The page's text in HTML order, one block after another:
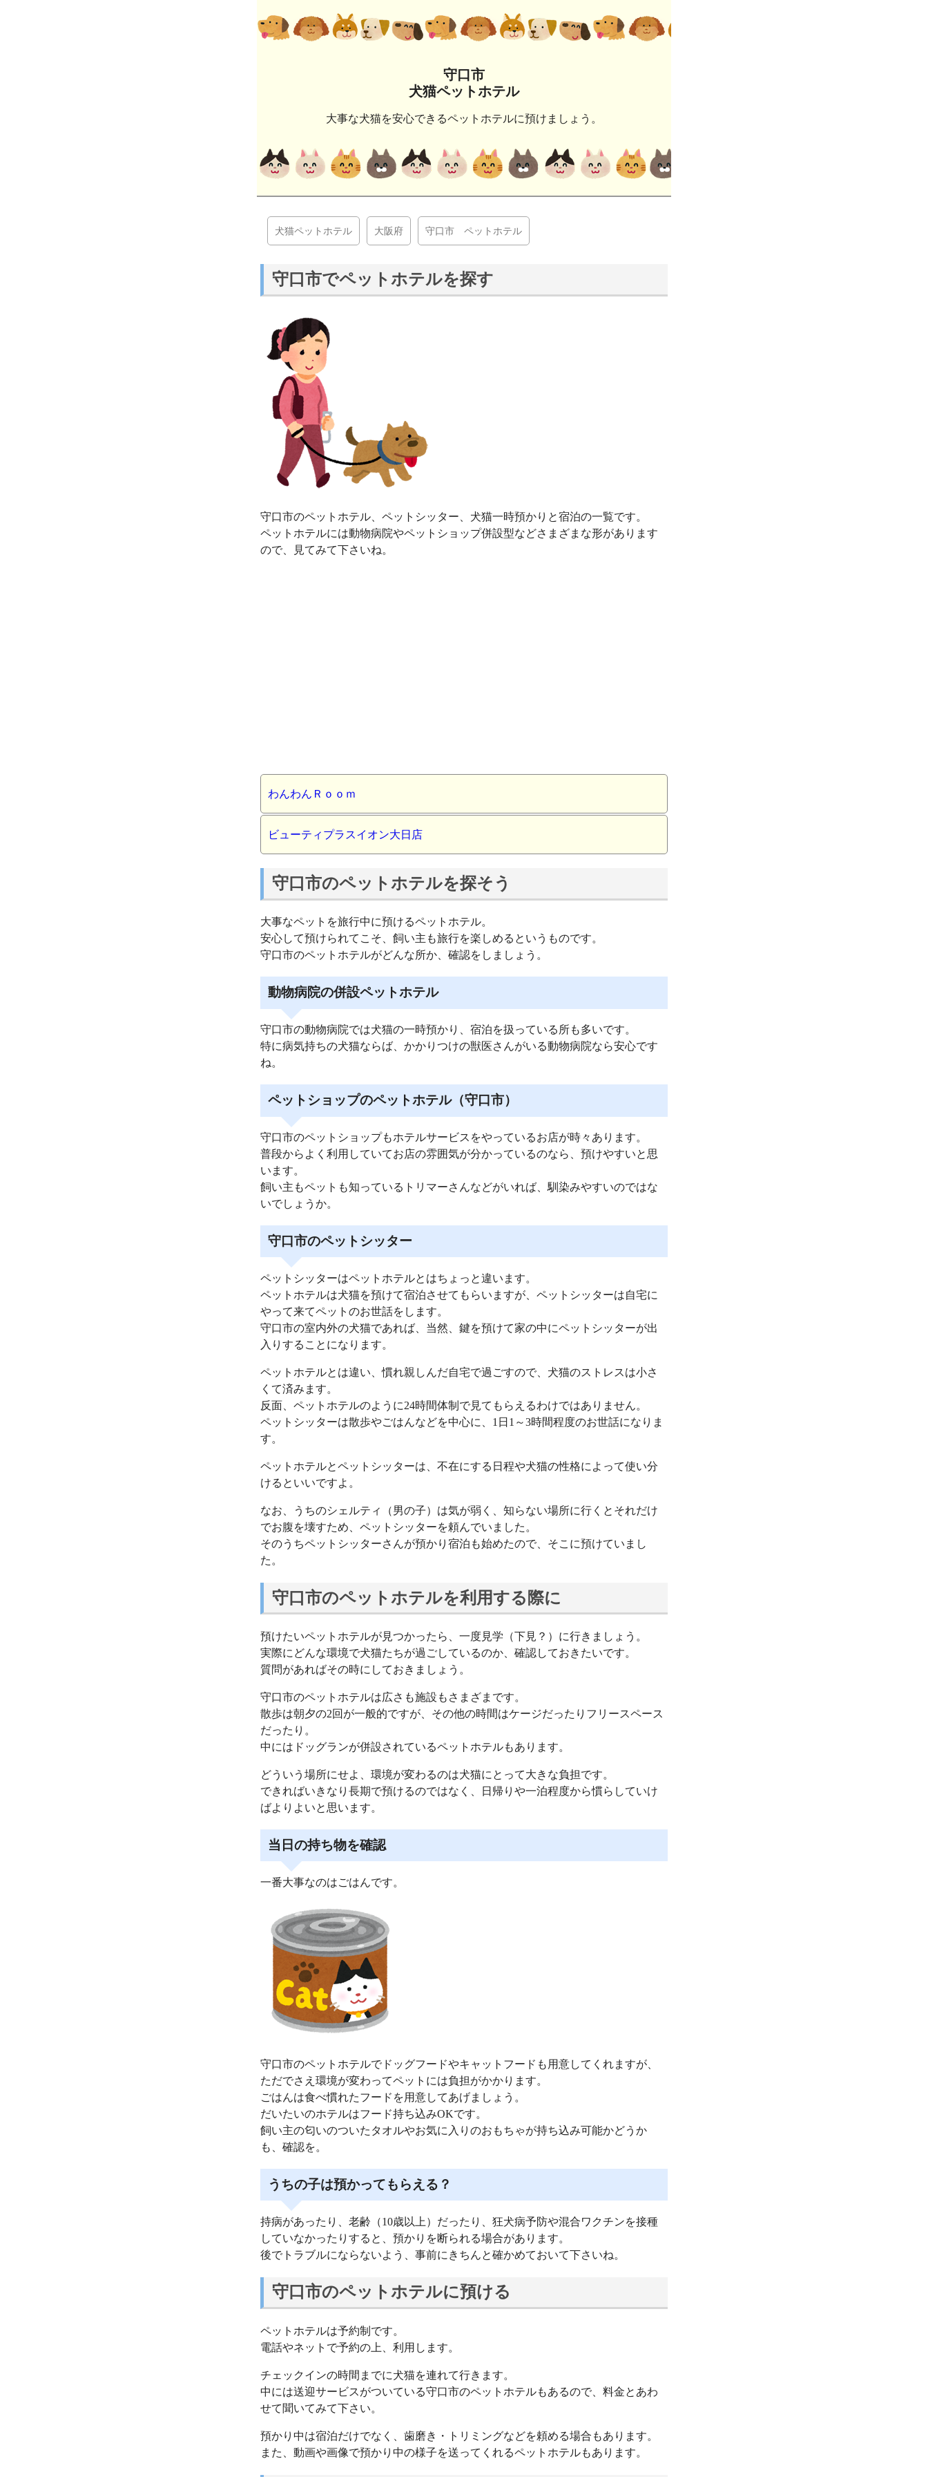
守口市
犬猫ペットホテル
大事な犬猫を安心できるペットホテルに預けましょう。
犬猫ペットホテル 大阪府 守口市 ペットホテル
守口市でペットホテルを探す
守口市のペットホテル、ペットシッター、犬猫一時預かりと宿泊の一覧です。
ペットホテルには動物病院やペットショップ併設型などさまざまな形があります
ので、見てみて下さいね。
わんわんＲｏｏｍ
ビューティプラスイオン大日店
守口市のペットホテルを探そう
大事なペットを旅行中に預けるペットホテル。
安心して預けられてこそ、飼い主も旅行を楽しめるというものです。
守口市のペットホテルがどんな所か、確認をしましょう。
動物病院の併設ペットホテル
守口市の動物病院では犬猫の一時預かり、宿泊を扱っている所も多いです。
特に病気持ちの犬猫ならば、かかりつけの獣医さんがいる動物病院なら安心です
ね。
ペットショップのペットホテル（守口市）
守口市のペットショップもホテルサービスをやっているお店が時々あります。
普段からよく利用していてお店の雰囲気が分かっているのなら、預けやすいと思
います。
飼い主もペットも知っているトリマーさんなどがいれば、馴染みやすいのではな
いでしょうか。
守口市のペットシッター
ペットシッターはペットホテルとはちょっと違います。
ペットホテルは犬猫を預けて宿泊させてもらいますが、ペットシッターは自宅に
やって来てペットのお世話をします。
守口市の室内外の犬猫であれば、当然、鍵を預けて家の中にペットシッターが出
入りすることになります。
ペットホテルとは違い、慣れ親しんだ自宅で過ごすので、犬猫のストレスは小さ
くて済みます。
反面、ペットホテルのように24時間体制で見てもらえるわけではありません。
ペットシッターは散歩やごはんなどを中心に、1日1～3時間程度のお世話になりま
す。
ペットホテルとペットシッターは、不在にする日程や犬猫の性格によって使い分
けるといいですよ。
なお、うちのシェルティ（男の子）は気が弱く、知らない場所に行くとそれだけ
でお腹を壊すため、ペットシッターを頼んでいました。
そのうちペットシッターさんが預かり宿泊も始めたので、そこに預けていまし
た。
守口市のペットホテルを利用する際に
預けたいペットホテルが見つかったら、一度見学（下見？）に行きましょう。
実際にどんな環境で犬猫たちが過ごしているのか、確認しておきたいです。
質問があればその時にしておきましょう。
守口市のペットホテルは広さも施設もさまざまです。
散歩は朝夕の2回が一般的ですが、その他の時間はケージだったりフリースペース
だったり。
中にはドッグランが併設されているペットホテルもあります。
どういう場所にせよ、環境が変わるのは犬猫にとって大きな負担です。
できればいきなり長期で預けるのではなく、日帰りや一泊程度から慣らしていけ
ばよりよいと思います。
当日の持ち物を確認
一番大事なのはごはんです。
守口市のペットホテルでドッグフードやキャットフードも用意してくれますが、
ただでさえ環境が変わってペットには負担がかかります。
ごはんは食べ慣れたフードを用意してあげましょう。
だいたいのホテルはフード持ち込みOKです。
飼い主の匂いのついたタオルやお気に入りのおもちゃが持ち込み可能かどうか
も、確認を。
うちの子は預かってもらえる？
持病があったり、老齢（10歳以上）だったり、狂犬病予防や混合ワクチンを接種
していなかったりすると、預かりを断られる場合があります。
後でトラブルにならないよう、事前にきちんと確かめておいて下さいね。
守口市のペットホテルに預ける
ペットホテルは予約制です。
電話やネットで予約の上、利用します。
チェックインの時間までに犬猫を連れて行きます。
中には送迎サービスがついている守口市のペットホテルもあるので、料金とあわ
せて聞いてみて下さい。
預かり中は宿泊だけでなく、歯磨き・トリミングなどを頼める場合もあります。
また、動画や画像で預かり中の様子を送ってくれるペットホテルもあります。